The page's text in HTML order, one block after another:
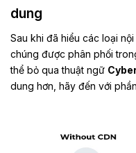
dung
Sau khi đã hiểu các loại
chúng được phân phối
thể bỏ qua thuật ngữ
dung hơn, hãy đến với